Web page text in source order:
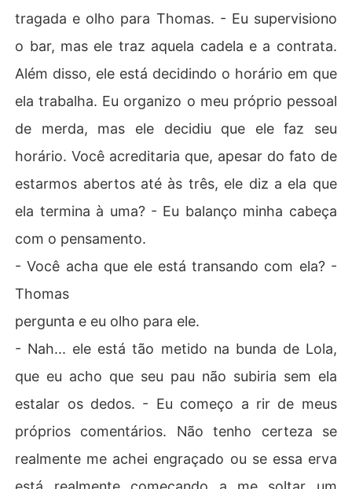
tragada e olho para Thomas. - Eu supervisiono
o bar, mas ele traz aquela cadela e a contrata.
Além disso, ele está decidindo o horário em que
ela trabalha. Eu organizo o meu próprio pessoal
de merda, mas ele decidiu que ele faz seu
horário. Você acreditaria que, apesar do fato de
estarmos abertos até às três, ele diz a ela que
ela termina à uma? - Eu balanço minha cabeça
com o pensamento.
- Você acha que ele está transando com ela? -
Thomas
pergunta e eu olho para ele.
- Nah... ele está tão metido na bunda de Lola,
que eu acho que seu pau não subiria sem ela
estalar os dedos. - Eu começo a rir de meus
próprios comentários. Não tenho certeza se
realmente me achei engraçado ou se essa erva